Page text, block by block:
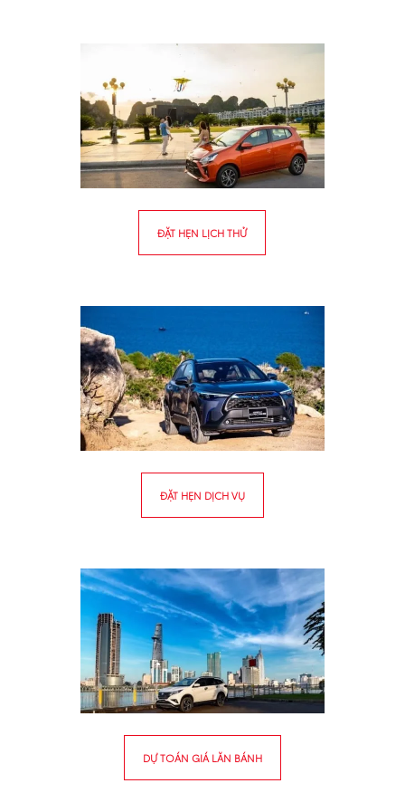
ĐẶT HẸN LỊCH THỬ
ĐẶT HẸN DỊCH VỤ
DỰ TOÁN GIÁ LĂN BÁNH